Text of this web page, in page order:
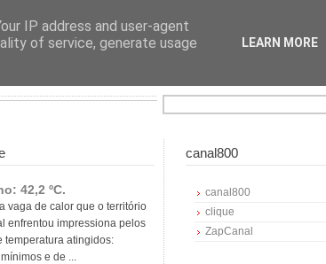
42,2 ºC.
vaga de calor que o território
enfrentou impressiona pelos
temperatura atingidos:
e de ...
canal800
canal800
clique
ZapCanal
IP address and user-agent
of service, generate usage
LEARN MORE